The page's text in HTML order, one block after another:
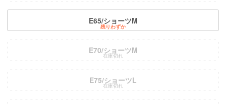
E65/ショーツM
残りわずか
E70/ショーツM
在庫切れ
E75/ショーツL
在庫切れ